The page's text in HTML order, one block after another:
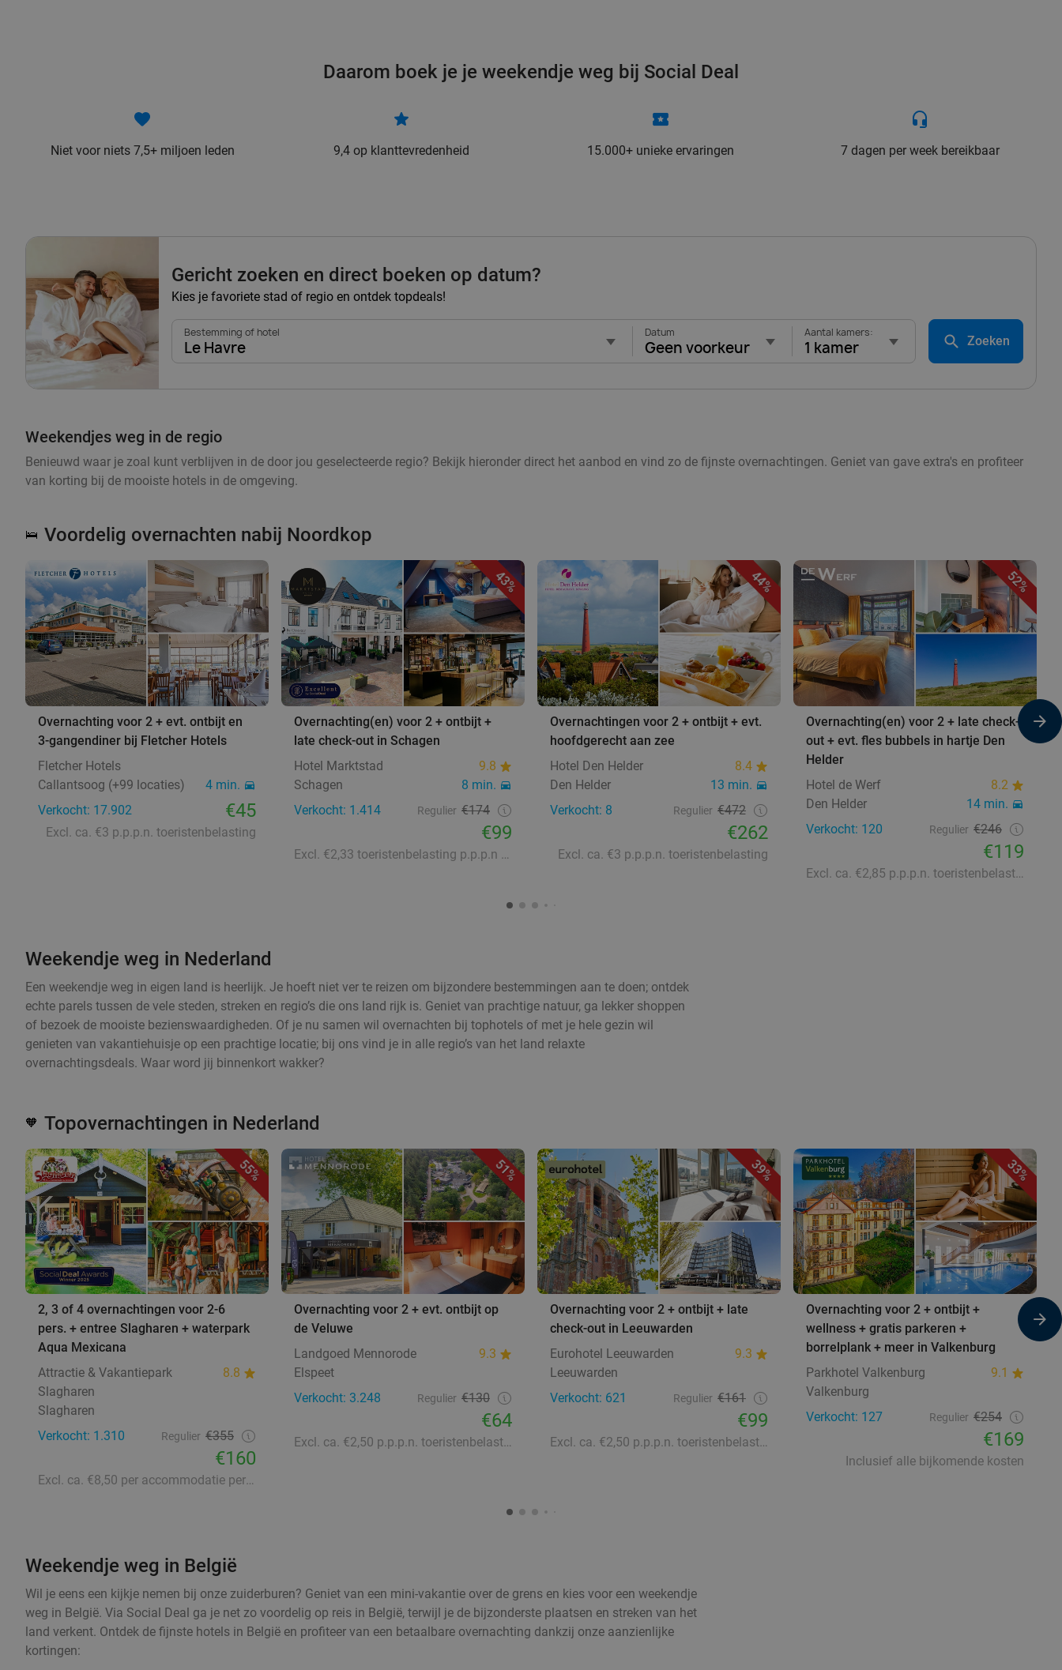
Daarom boek je je weekendje weg bij Social Deal
Niet voor niets 7,5+ miljoen leden 9,4 op klanttevredenheid 15.000+ unieke ervaringen 7 dagen per week bereikbaar
Gericht zoeken en direct boeken op datum?
Kies je favoriete stad of regio en ontdek topdeals!
Bestemming of hotel
Le Havre
Datum
Geen voorkeur
Aantal kamers:
1 kamer Zoeken
Weekendjes weg in de regio
Benieuwd waar je zoal kunt verblijven in de door jou geselecteerde regio? Bekijk hieronder direct het aanbod en vind zo de fijnste overnachtingen. Geniet van gave extra's en profiteer
van korting bij de mooiste hotels in de omgeving.
🛌 Voordelig overnachten nabij Noordkop
Overnachting voor 2 + evt. ontbijt en
3-gangendiner bij Fletcher Hotels
Fletcher Hotels
Callantsoog (+99 locaties)
4 min.
Verkocht: 17.902
€45
Excl. ca. €3 p.p.p.n. toeristenbelasting
43%
Overnachting(en) voor 2 + ontbijt +
late check-out in Schagen
Hotel Marktstad
9.8
Schagen
8 min.
Verkocht: 1.414
Regulier €174
€99
Excl. €2,33 toeristenbelasting p.p.p.n en €1,42 administratiekosten p.p.p.n
44%
Overnachtingen voor 2 + ontbijt + evt.
hoofdgerecht aan zee
Hotel Den Helder
8.4
Den Helder
13 min.
Verkocht: 8
Regulier €472
€262
Excl. ca. €3 p.p.p.n. toeristenbelasting
52%
Overnachting(en) voor 2 + late check-
out + evt. fles bubbels in hartje Den
Helder
Hotel de Werf
8.2
Den Helder
14 min.
Verkocht: 120
Regulier €246
€119
Excl. ca. €2,85 p.p.p.n. toeristenbelasting
Weekendje weg in Nederland
Een weekendje weg in eigen land is heerlijk. Je hoeft niet ver te reizen om bijzondere bestemmingen aan te doen; ontdek
echte parels tussen de vele steden, streken en regio’s die ons land rijk is. Geniet van prachtige natuur, ga lekker shoppen
of bezoek de mooiste bezienswaardigheden. Of je nu samen wil overnachten bij tophotels of met je hele gezin wil
genieten van vakantiehuisje op een prachtige locatie; bij ons vind je in alle regio’s van het land relaxte
overnachtingsdeals. Waar word jij binnenkort wakker?
🧡 Topovernachtingen in Nederland
55%
2, 3 of 4 overnachtingen voor 2-6
pers. + entree Slagharen + waterpark
Aqua Mexicana
Attractie & Vakantiepark
Slagharen
8.8
Slagharen
Verkocht: 1.310
Regulier €355
€160
Excl. ca. €8,50 per accommodatie per nacht aan lokale heffingen
51%
Overnachting voor 2 + evt. ontbijt op
de Veluwe
Landgoed Mennorode
9.3
Elspeet
Verkocht: 3.248
Regulier €130
€64
Excl. ca. €2,50 p.p.p.n. toeristenbelasting
39%
Overnachting voor 2 + ontbijt + late
check-out in Leeuwarden
Eurohotel Leeuwarden
9.3
Leeuwarden
Verkocht: 621
Regulier €161
€99
Excl. ca. €2,50 p.p.p.n. toeristenbelasting
33%
Overnachting voor 2 + ontbijt +
wellness + gratis parkeren +
borrelplank + meer in Valkenburg
Parkhotel Valkenburg
9.1
Valkenburg
Verkocht: 127
Regulier €254
€169
Inclusief alle bijkomende kosten
Weekendje weg in België
Wil je eens een kijkje nemen bij onze zuiderburen? Geniet van een mini-vakantie over de grens en kies voor een weekendje
weg in België. Via Social Deal ga je net zo voordelig op reis in België, terwijl je de bijzonderste plaatsen en streken van het
land verkent. Ontdek de fijnste hotels in België en profiteer van een betaalbare overnachting dankzij onze aanzienlijke
kortingen: